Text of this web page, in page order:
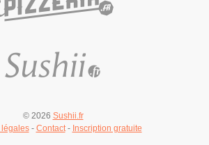
© 2026 Sushii.fr
légales- Contact- Inscription gratuite